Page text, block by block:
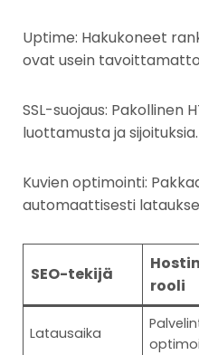
Uptime: Hakukoneet
ovat usein
SSL-suojaus: Pakollinen
luottamusta ja sijoituksia.
Kuvien optimointi:
automaattisesti
SEO-tekijä
rooli
Latausaika